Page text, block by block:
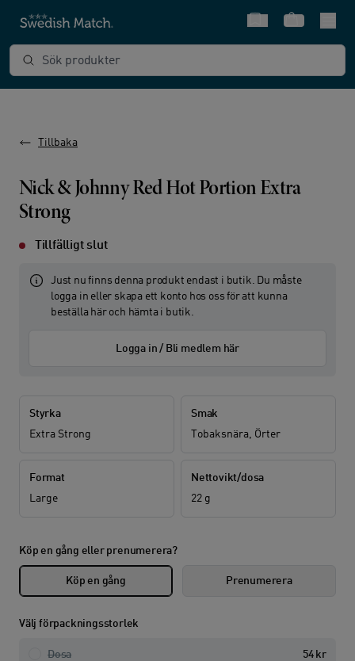
SnabbvalVarukorg
Sök produkter
Tillbaka
Nick & Johnny Red Hot Portion Extra
Strong
Tillfälligt slut
Just nu finns denna produkt endast i butik. Du måste
logga in eller skapa ett konto hos oss för att kunna
beställa här och hämta i butik.
Logga in / Bli medlem här
Styrka
Extra Strong
Smak
Tobaksnära, Örter
Format
Large
Nettovikt/dosa
22 g
Köp en gång eller prenumerera?
Köp en gång Prenumerera
Välj förpackningsstorlek
Dosa 54 kr